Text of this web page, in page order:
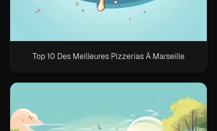
Top 10 Des Meilleures Pizzerias À Marseille